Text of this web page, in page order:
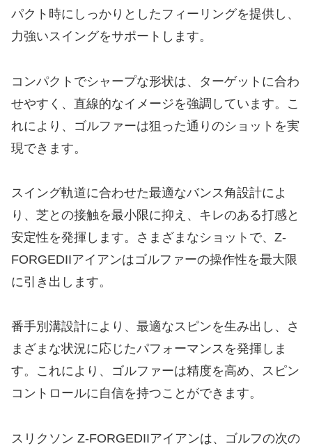
パクト時にしっかりとしたフィーリングを提供し、
力強いスイングをサポートします。
​コンパクトでシャープな形状は、ターゲットに合わ
せやすく、直線的なイメージを強調しています。こ
れにより、ゴルファーは狙った通りのショットを実
現できます。
​スイング軌道に合わせた最適なバンス角設計によ
り、芝との接触を最小限に抑え、キレのある打感と
安定性を発揮します。さまざまなショットで、Z-
FORGEDIIアイアンはゴルファーの操作性を最大限
に引き出します。
​番手別溝設計により、最適なスピンを生み出し、さ
まざまな状況に応じたパフォーマンスを発揮しま
す。これにより、ゴルファーは精度を高め、スピン
コントロールに自信を持つことができます。
スリクソン Z-FORGEDIIアイアンは、ゴルフの次の